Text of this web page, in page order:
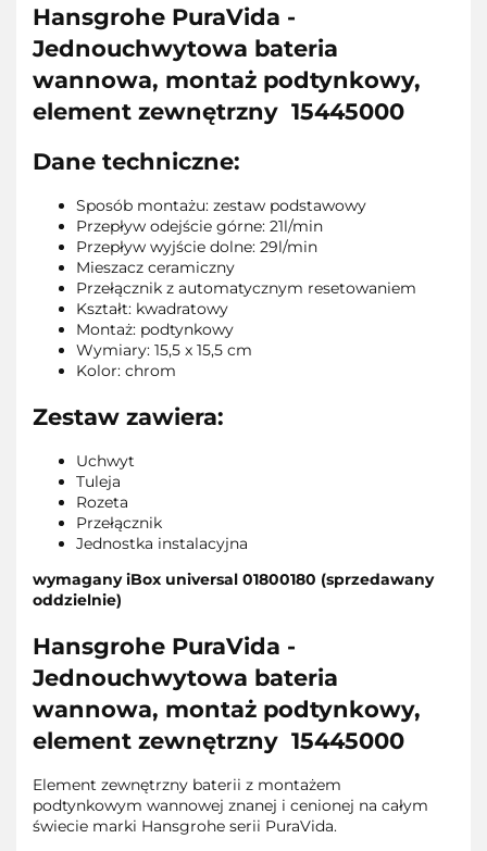
Hansgrohe PuraVida -
Jednouchwytowa bateria
wannowa, montaż podtynkowy,
element zewnętrzny 15445000
Dane techniczne:
Sposób montażu: zestaw podstawowy
Przepływ odejście górne: 21l/min
Przepływ wyjście dolne: 29l/min
Mieszacz ceramiczny
Przełącznik z automatycznym resetowaniem
Kształt: kwadratowy
Montaż: podtynkowy
Wymiary: 15,5 x 15,5 cm
Kolor: chrom
Zestaw zawiera:
Uchwyt
Tuleja
Rozeta
Przełącznik
Jednostka instalacyjna
wymagany iBox universal 01800180 (sprzedawany
oddzielnie)
Hansgrohe PuraVida -
Jednouchwytowa bateria
wannowa, montaż podtynkowy,
element zewnętrzny 15445000
Element zewnętrzny baterii z montażem
podtynkowym wannowej znanej i cenionej na całym
świecie marki Hansgrohe serii PuraVida.